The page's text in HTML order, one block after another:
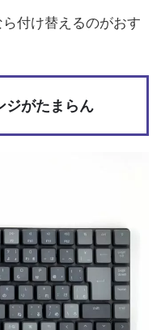
付け替えるのがおす
ジがたまらん